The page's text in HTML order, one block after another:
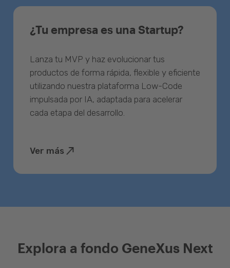
¿Tu empresa es una Startup?
Lanza tu MVP y haz evolucionar tus
productos de forma rápida, flexible y eficiente
utilizando nuestra plataforma Low-Code
impulsada por IA, adaptada para acelerar
cada etapa del desarrollo.
Ver más
Explora a fondo GeneXus Next